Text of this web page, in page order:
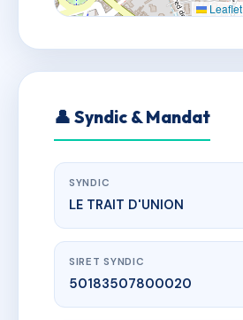
Leaflet
👤 Syndic & Mandat
SYNDIC
LE TRAIT D'UNION
SIRET SYNDIC
50183507800020